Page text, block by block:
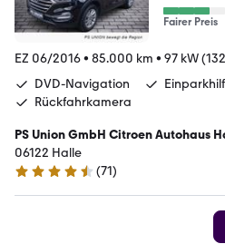
Fairer Preis
EZ 06/2016• 85.000 km • 97 kW
DVD-Navigation
Rückfahrkamera
PS Union GmbH Citroen Autohaus
06122 Halle
4.4 Sterne
(71)